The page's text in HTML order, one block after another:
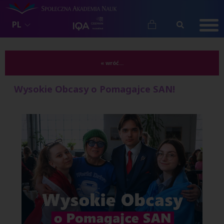
PL
« wróć...
Wysokie Obcasy o Pomagajce SAN!